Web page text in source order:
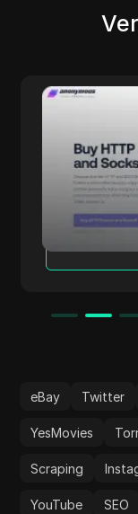
Proxy-
Abdeckung in
der Dienst
eBay Twitter
YesMovies
Scraping
YouTube SEO